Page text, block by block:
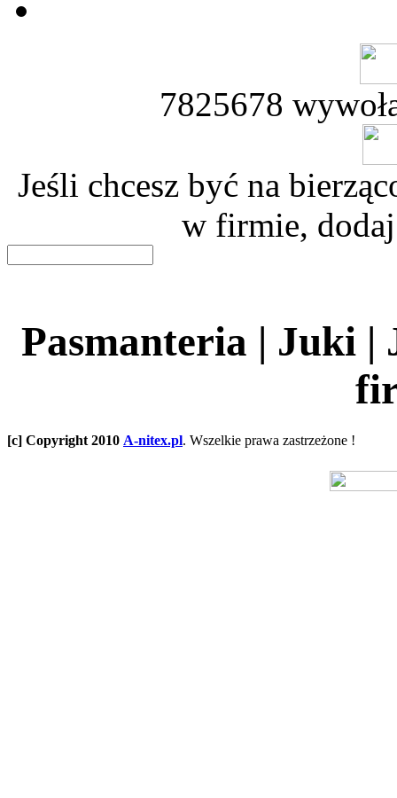
7825678
Jeśli chcesz być na
w firmie,
Pasmanteria | Juki |
[c] Copyright 2010 A-nitex.pl. Wszelkie prawa zastrzeżone !